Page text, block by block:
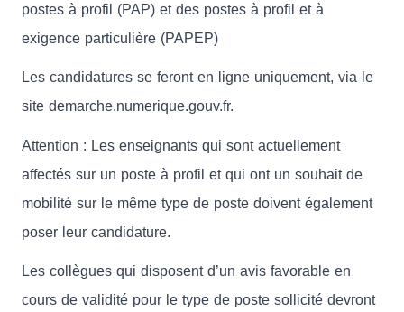
postes à profil (PAP) et des postes à profil et à
exigence particulière (PAPEP)
Les candidatures se feront en ligne uniquement, via le
site demarche.numerique.gouv.fr.
Attention : Les enseignants qui sont actuellement
affectés sur un poste à profil et qui ont un souhait de
mobilité sur le même type de poste doivent également
poser leur candidature.
Les collègues qui disposent d’un avis favorable en
cours de validité pour le type de poste sollicité devront